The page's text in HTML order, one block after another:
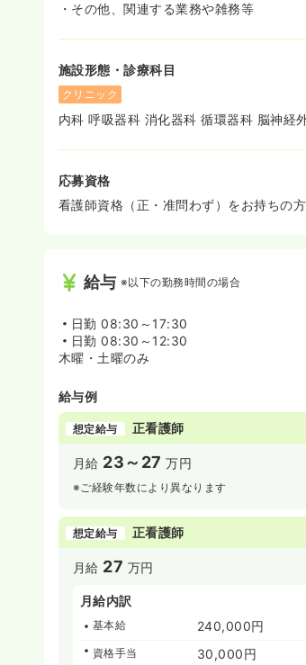
・その他、関連する業務や雑務等
施設形態・診療科目
クリニック
内科 呼吸器科 消化器科 循環器科 脳神経
応募資格
看護師資格（正・准問わず）をお持ちの方
給与 ※以下の勤務時間の場合
日勤 08:30～17:30
日勤 08:30～12:30
木曜・土曜のみ
給与例
想定給与 正看護師
月給 23～27 万円
※ご経験年数により異なります
想定給与 正看護師
月給 27 万円
月給内訳
基本給 240,000円
資格手当 30,000円